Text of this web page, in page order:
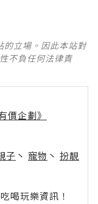
的立場。因此本站對
不負任何法律責
價企劃》
子 丶 寵物 丶 扮靚
喝玩樂資訊！